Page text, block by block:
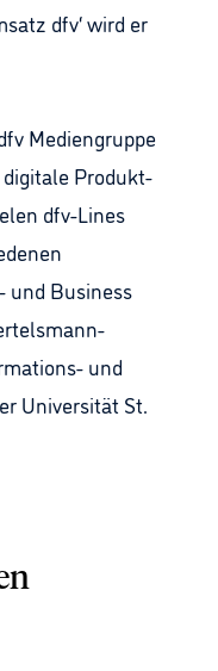
dfv‘ wird er
Mediengruppe
Produkt-
dfv-Lines
und Business
und
Universität St.